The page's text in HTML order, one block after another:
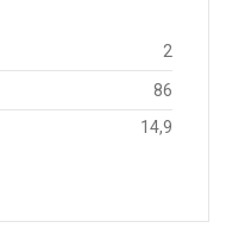
2
86
14,9